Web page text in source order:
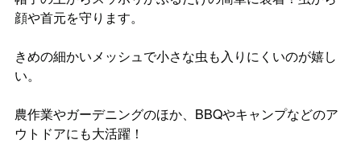
顔や首元を守ります。
きめの細かいメッシュで小さな虫も入りにくいのが嬉し
い。
農作業やガーデニングのほか、BBQやキャンプなどのア
ウトドアにも大活躍！